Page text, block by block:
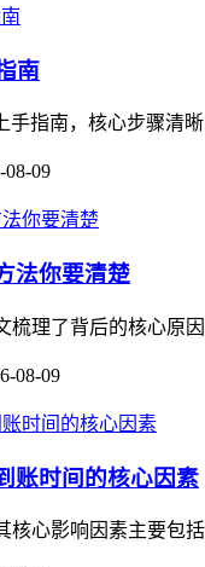
南
指南，核心步骤清
08-09
法你要清楚
梳理了背后的核心
08-09
账时间的核心因素
核心影响因素主要